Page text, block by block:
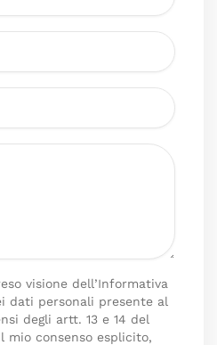
visione dell’Informativa
dati personali presente al
degli artt. 13 e 14 del
mio consenso esplicito,